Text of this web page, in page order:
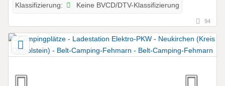
Klassifizierung: Keine BVCD/DTV-Klassifizierung
94